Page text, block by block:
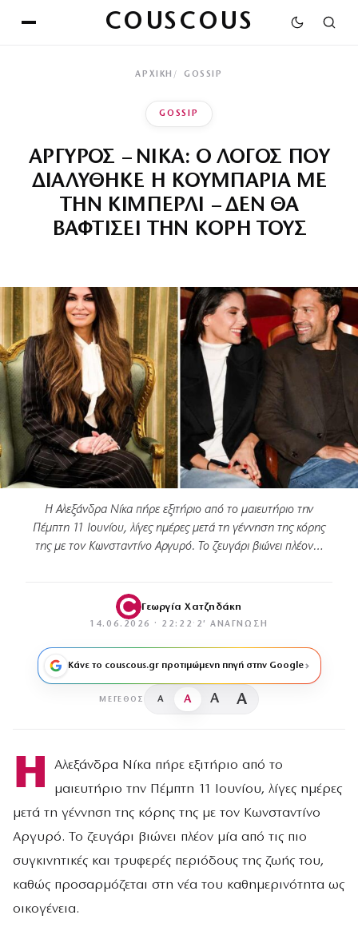
COUSCOUS
ΑΡΧΙΚΉ GOSSIP
GOSSIP
ΑΡΓΥΡΟΣ – ΝΙΚΑ: Ο ΛΟΓΟΣ ΠΟΥ
ΔΙΑΛΥΘΗΚΕ Η ΚΟΥΜΠΑΡΙΑ ΜΕ
ΤΗΝ ΚΙΜΠΕΡΛΙ – ΔΕΝ ΘΑ
ΒΑΦΤΙΣΕΙ ΤΗΝ ΚΟΡΗ ΤΟΥΣ
Η Αλεξάνδρα Νίκα πήρε εξιτήριο από το μαιευτήριο την
Πέμπτη 11 Ιουνίου, λίγες ημέρες μετά τη γέννηση της κόρης
της με τον Κωνσταντίνο Αργυρό. Το ζευγάρι βιώνει πλέον…
Γεωργία Χατζηδάκη
14.06.2026 · 22:22 · 2′ ΑΝΆΓΝΩΣΗ
Κάνε το couscous.gr προτιμώμενη πηγή στην Google
ΜΈΓΕΘΟΣ A A A A
Η
Αλεξάνδρα Νίκα πήρε εξιτήριο από το
μαιευτήριο την Πέμπτη 11 Ιουνίου, λίγες ημέρες
μετά τη γέννηση της κόρης της με τον Κωνσταντίνο
Αργυρό. Το ζευγάρι βιώνει πλέον μία από τις πιο
συγκινητικές και τρυφερές περιόδους της ζωής του,
καθώς προσαρμόζεται στη νέα του καθημερινότητα ως
οικογένεια.